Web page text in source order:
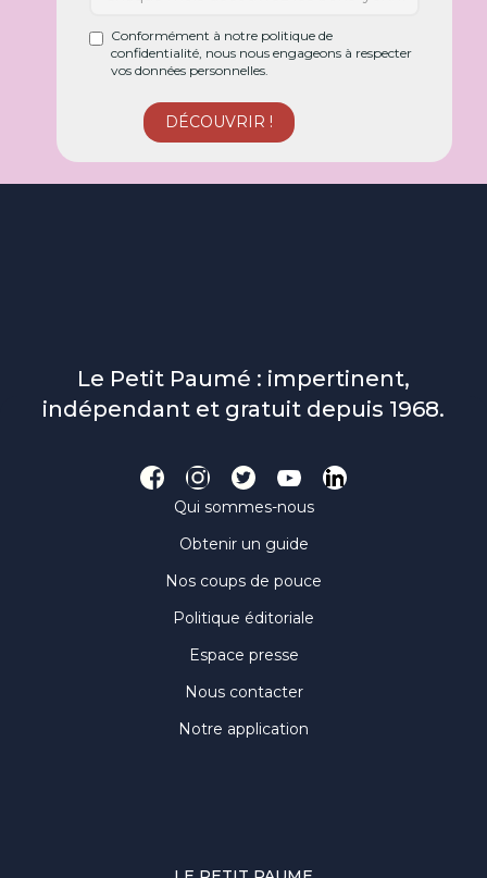
Conformément à notre politique de
confidentialité, nous nous engageons à respecter
vos données personnelles.
Le Petit Paumé : impertinent,
indépendant et gratuit depuis 1968.
Qui sommes-nous
Obtenir un guide
Nos coups de pouce
Politique éditoriale
Espace presse
Nous contacter
Notre application